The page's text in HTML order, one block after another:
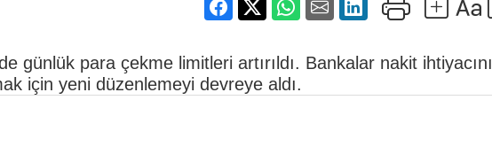
günlük para çekme limitleri artırıldı. Bankalar nakit ihtiyacını
için yeni düzenlemeyi devreye aldı.